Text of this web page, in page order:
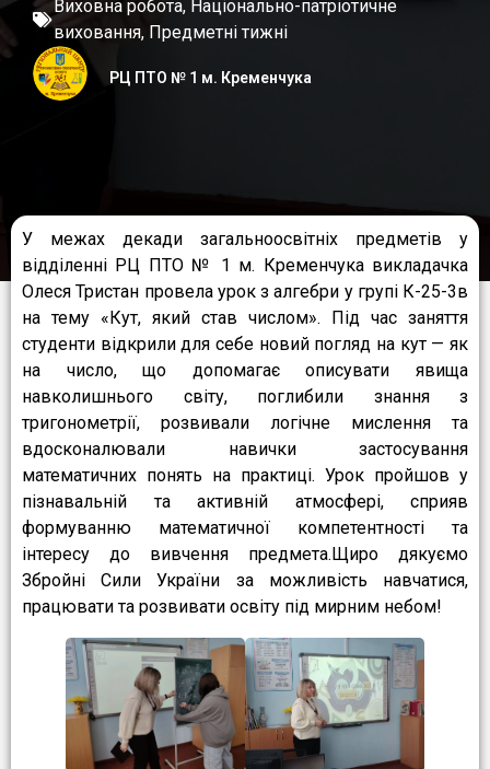
Виховна робота, Національно-патріотичне
виховання, Предметні тижні
РЦ ПТО № 1 м. Кременчука
У межах декади загальноосвітніх предметів у
відділенні РЦ ПТО № 1 м. Кременчука викладачка
Олеся Тристан провела урок з алгебри у групі К-25-3в
на тему «Кут, який став числом». Під час заняття
студенти відкрили для себе новий погляд на кут — як
на число, що допомагає описувати явища
навколишнього світу, поглибили знання з
тригонометрії, розвивали логічне мислення та
вдосконалювали навички застосування
математичних понять на практиці. Урок пройшов у
пізнавальній та активній атмосфері, сприяв
формуванню математичної компетентності та
інтересу до вивчення предмета.Щиро дякуємо
Збройні Сили України за можливість навчатися,
працювати та розвивати освіту під мирним небом!